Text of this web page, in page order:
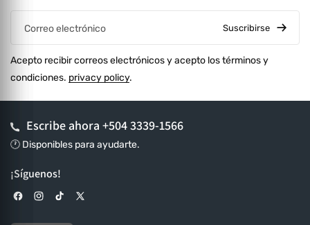
Correo electrónico Suscribirse
Acepto recibir correos electrónicos y acepto los términos y
condiciones. privacy policy.
Escribe ahora +504 3339-1566
🕐 Disponibles para ayudarte.
¡Síguenos!